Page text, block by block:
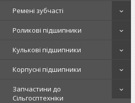
Ремені зубчасті
Роликові підшипники
Кулькові підшипники
Корпусні підшипники
Запчастини до
Сільгосптехніки